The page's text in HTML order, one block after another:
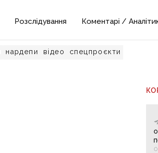
Розслідування Коментарі /
нардепи відео спецпроєкти